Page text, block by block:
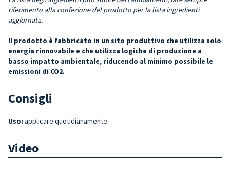
riferimento alla confezione del prodotto per la lista ingredienti
aggiornata.
Il prodotto è fabbricato in un sito produttivo che utilizza solo
energia rinnovabile e che utilizza logiche di produzione a
basso impatto ambientale, riducendo al minimo possibile le
emissioni di CO2.
Consigli
Uso: applicare quotidianamente.
Video